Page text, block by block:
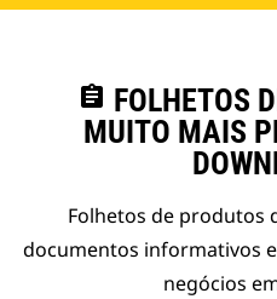
assignment FOLHETOS
MUITO MAIS
Folhetos de produtos
documentos informativos
negócios